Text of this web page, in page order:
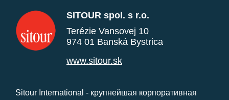
SITOUR spol. s r.o.
Terézie Vansovej 10
974 01 Banská Bystrica
www.sitour.sk
Sitour International - крупнейшая корпоративная